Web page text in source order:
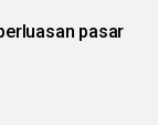
pasar